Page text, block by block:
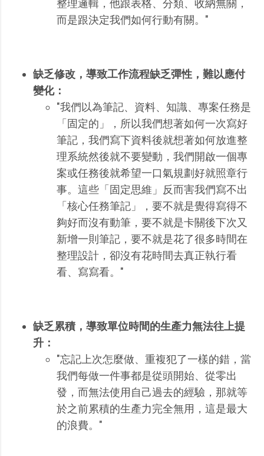
整理邏輯，他跟表格、分類、收納無關，
而是跟決定我們如何行動有關。"
缺乏修改，導致工作流程缺乏彈性，難以應付
變化：
"我們以為筆記、資料、知識、專案任務是
「固定的」，所以我們想著如何一次寫好
筆記，我們寫下資料後就想著如何放進整
理系統然後就不要變動，我們開啟一個專
案或任務後就希望一口氣規劃好就照章行
事。這些「固定思維」反而害我們寫不出
「核心任務筆記」，要不就是覺得寫得不
夠好而沒有動筆，要不就是卡關後下次又
新增一則筆記，要不就是花了很多時間在
整理設計，卻沒有花時間去真正執行看
看、寫寫看。"
缺乏累積，導致單位時間的生產力無法往上提
升：
"忘記上次怎麼做、重複犯了一樣的錯，當
我們每做一件事都是從頭開始、從零出
發，而無法使用自己過去的經驗，那就等
於之前累積的生產力完全無用，這是最大
的浪費。"